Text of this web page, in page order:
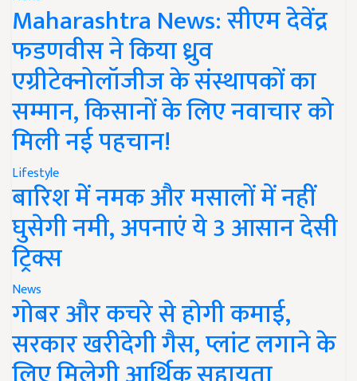
Maharashtra News: सीएम देवेंद्र
फडणवीस ने किया ध्रुव
एग्रीटेक्नोलॉजीज के संस्थापकों का
सम्मान, किसानों के लिए नवाचार को
मिली नई पहचान!
Lifestyle
बारिश में नमक और मसालों में नहीं
घुसेगी नमी, अपनाएं ये 3 आसान देसी
ट्रिक्स
News
गोबर और कचरे से होगी कमाई,
सरकार खरीदेगी गैस, प्लांट लगाने के